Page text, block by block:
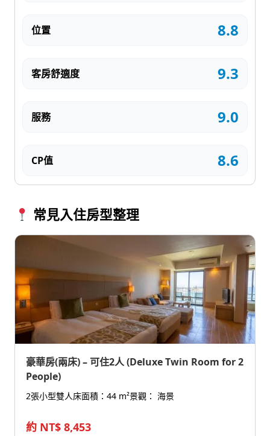
位置 8.8
客房舒適度 9.3
服務 9.0
CP值 8.6
常見入住房型整理
豪華房(兩床) – 可住2人 (Deluxe Twin Room for 2
People)
2張小型雙人床面積：44 m²景觀： 海景
約 NT$ 8,453